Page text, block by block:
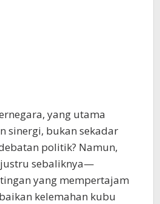
yang utama
sinergi, bukan sekadar
politik? Namun,
sebaliknya—
yang mempertajam
kelemahan kubu